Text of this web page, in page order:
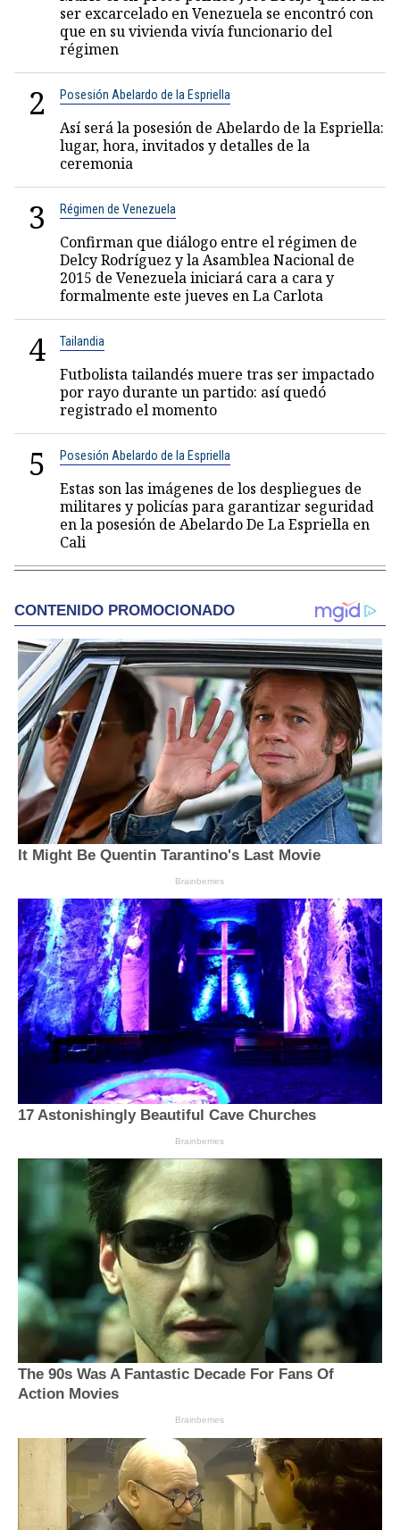
ser excarcelado en Venezuela se encontró con
que en su vivienda vivía funcionario del
régimen
2 Posesión Abelardo de la Espriella
Así será la posesión de Abelardo de la Espriella:
lugar, hora, invitados y detalles de la
ceremonia
3 Régimen de Venezuela
Confirman que diálogo entre el régimen de
Delcy Rodríguez y la Asamblea Nacional de
2015 de Venezuela iniciará cara a cara y
formalmente este jueves en La Carlota
4 Tailandia
Futbolista tailandés muere tras ser impactado
por rayo durante un partido: así quedó
registrado el momento
5 Posesión Abelardo de la Espriella
Estas son las imágenes de los despliegues de
militares y policías para garantizar seguridad
en la posesión de Abelardo De La Espriella en
Cali